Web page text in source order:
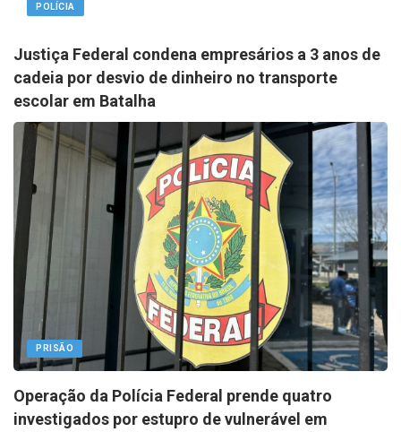
POLÍCIA
Justiça Federal condena empresários a 3 anos de
cadeia por desvio de dinheiro no transporte
escolar em Batalha
PRISÃO
Operação da Polícia Federal prende quatro
investigados por estupro de vulnerável em